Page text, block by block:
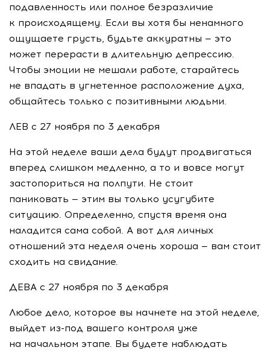
подавленность или полное безразличие
к происходящему. Если вы хотя бы ненамного
ощущаете грусть, будьте аккуратны — это
может перерасти в длительную депрессию.
Чтобы эмоции не мешали работе, старайтесь
не впадать в угнетенное расположение духа,
общайтесь только с позитивными людьми.
ЛЕВ с 27 ноября по 3 декабря
На этой неделе ваши дела будут продвигаться
вперед слишком медленно, а то и вовсе могут
застопориться на полпути. Не стоит
паниковать — этим вы только усугубите
ситуацию. Определенно, спустя время она
наладится сама собой. А вот для личных
отношений эта неделя очень хороша — вам стоит
сходить на свидание.
ДЕВА с 27 ноября по 3 декабря
Любое дело, которое вы начнете на этой неделе,
выйдет из-под вашего контроля уже
на начальном этапе. Вы будете наблюдать